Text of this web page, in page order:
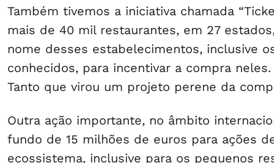
Também tivemos a iniciativa chamada
mais de 40 mil restaurantes, em 27
nome desses estabelecimentos, inclusive
conhecidos, para incentivar a compra
Tanto que virou um projeto perene da
Outra ação importante, no âmbito
fundo de 15 milhões de euros para ações
ecossistema, inclusive para os pequenos